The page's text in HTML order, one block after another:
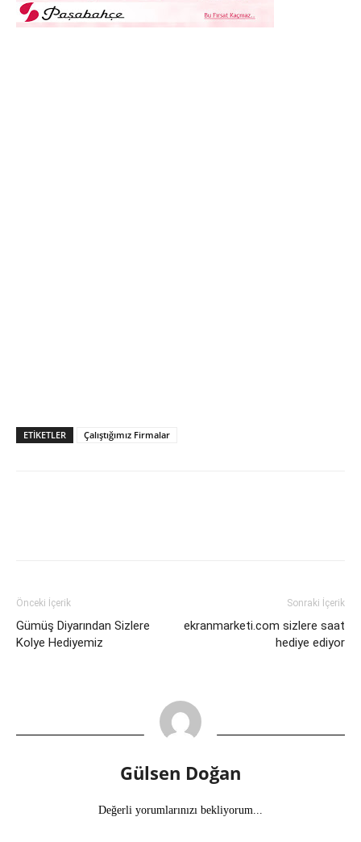
ETIKETLER Çalıştığımız Firmalar
Önceki İçerik
Gümüş Diyarından Sizlere
Kolye Hediyemiz
Sonraki İçerik
ekranmarketi.com sizlere saat
hediye ediyor
Gülsen Doğan
Değerli yorumlarınızı bekliyorum...